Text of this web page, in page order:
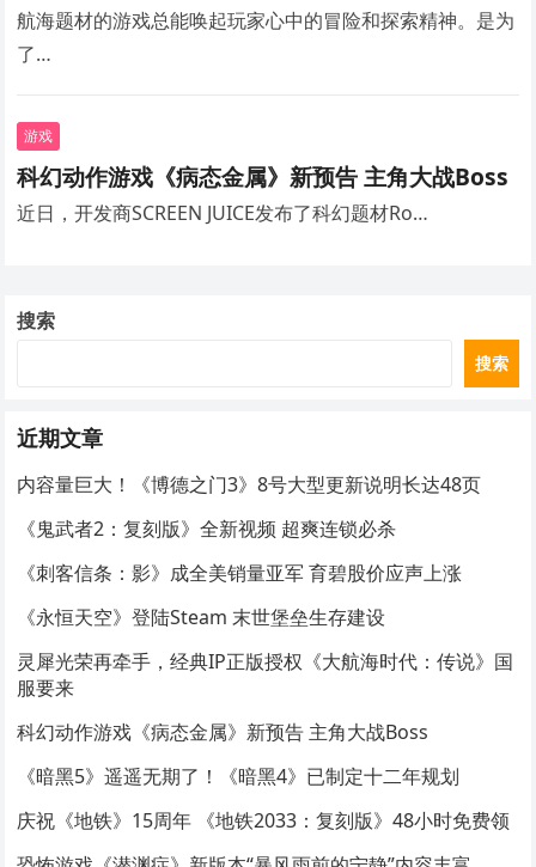
航海题材的游戏总能唤起玩家心中的冒险和探索精神。是为
了…
游戏
科幻动作游戏《病态金属》新预告 主角大战Boss
近日，开发商SCREEN JUICE发布了科幻题材Ro…
搜索
搜索
近期文章
内容量巨大！《博德之门3》8号大型更新说明长达48页
《鬼武者2：复刻版》全新视频 超爽连锁必杀
《刺客信条：影》成全美销量亚军 育碧股价应声上涨
《永恒天空》登陆Steam 末世堡垒生存建设
灵犀光荣再牵手，经典IP正版授权《大航海时代：传说》国
服要来
科幻动作游戏《病态金属》新预告 主角大战Boss
《暗黑5》遥遥无期了！《暗黑4》已制定十二年规划
庆祝《地铁》15周年 《地铁2033：复刻版》48小时免费领